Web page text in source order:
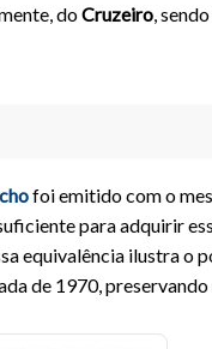
doCruzeiro ,
foi emitido com o
para adquirir
equivalência ilustra
de 1970,